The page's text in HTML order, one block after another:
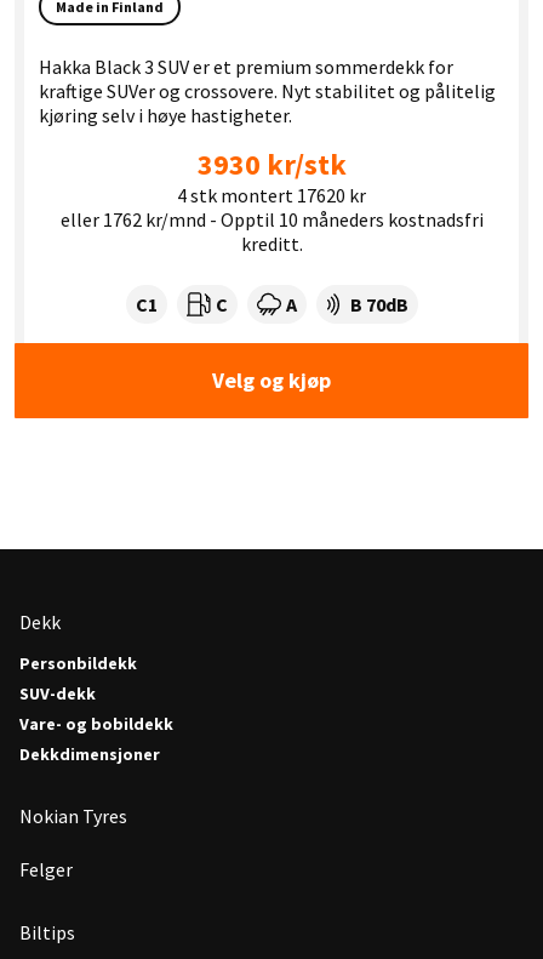
Made in Finland
Hakka Black 3 SUV er et premium sommerdekk for
kraftige SUVer og crossovere. Nyt stabilitet og pålitelig
kjøring selv i høye hastigheter.
3930 kr/stk
4 stk montert 17620 kr
eller 1762 kr/mnd - Opptil 10 måneders kostnadsfri
kreditt.
Dekklasse:
C1 Drivstofforbruk:
C Våtgrep:
A Dekkstøy (dB):
B 70dB
Velg og kjøp
Dekk
Personbildekk
SUV-dekk
Vare- og bobildekk
Dekkdimensjoner
Nokian Tyres
Felger
Biltips